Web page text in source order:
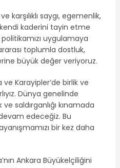
karşılıklı saygı, egemenlik,
kendi kaderini tayin etme
uygulamaya
toplumla dostluk,
büyük değer veriyoruz.
Karayipler’de birlik ve
Dünya genelinde
saldırganlığı kınamada
edeceğiz. Bu
bir kez daha
Ankara Büyükelçiliğini